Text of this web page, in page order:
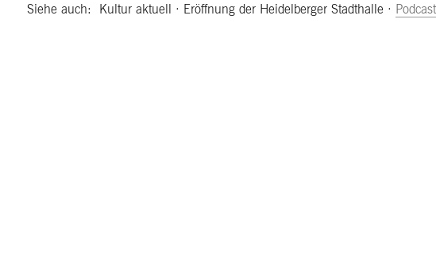
Siehe auch: Kultur aktuell · Eröffnung der Heidelberger Stadthalle ·